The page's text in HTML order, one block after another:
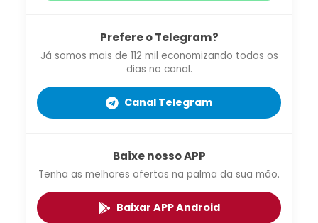
Prefere o Telegram?
Já somos mais de 112 mil economizando todos os
dias no canal.
Canal Telegram
Baixe nosso APP
Tenha as melhores ofertas na palma da sua mão.
Baixar APP Android